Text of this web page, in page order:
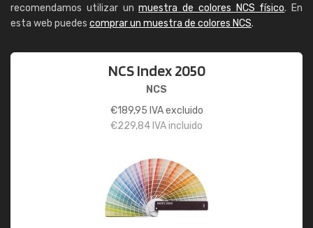
recomendamos utilizar unmuestra de colores NCS físico. En
esta web puedes comprar un muestra de colores NCS.
NCS Index 2050
NCS
€189,95 IVA excluido
€229,84 IVA incluido